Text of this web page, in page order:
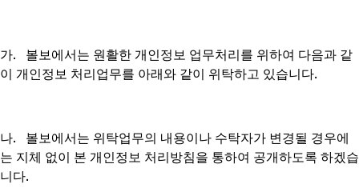
가. 볼보에서는 원활한 개인정보 업무처리를 위하여 다음과 같
이 개인정보 처리업무를 아래와 같이 위탁하고 있습니다.
나. 볼보에서는 위탁업무의 내용이나 수탁자가 변경될 경우에
는 지체 없이 본 개인정보 처리방침을 통하여 공개하도록 하겠습
니다.